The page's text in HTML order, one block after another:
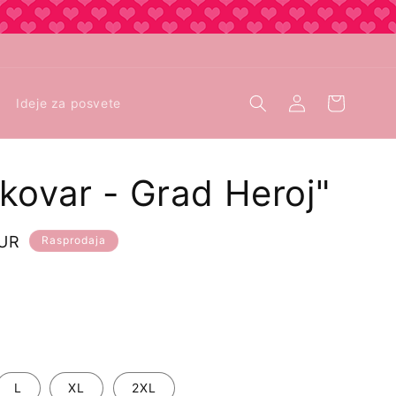
Ideje za posvete Prijava Košarica
- Grad Heroj"
Rasprodaja
L XL 2XL